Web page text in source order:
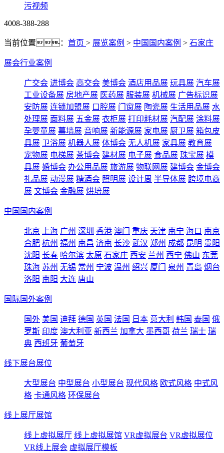
污视频
4008-388-288
当前位置： 首页 > 展览案例 > 中国国内案例 > 石家庄
展会行业案例
广交会 进博会 高交会 美博会 酒店用品展 玩具展 汽车展
工业设备展 房地产展 医药展 服装展 机械展 广告标识展
安防展 连锁加盟展 口腔展 门窗展 陶瓷展 生活用品展 水
处理展 面料展 五金展 衣柜展 打印耗材展 汽配展 涂料展
孕婴童展 幕墙展 音响展 新能源展 家电展 厨卫展 箱包皮
具展 卫浴展 机器人展 体博会 无人机展 家具展 教育展
宠物展 电梯展 茶博会 建材展 电子展 食品展 珠宝展 模
具展 婚博会 办公用品展 旅游展 物联网展 建博会 金博会
礼品展 动漫展 糖酒会 照明展 设计周 半导体展 跨境电商
展 文博会 金融展 烘培展
中国国内案例
北京 上海 广州 深圳 香港 澳门 重庆 天津 南宁 海口 南京
合肥 杭州 福州 南昌 济南 长沙 武汉 郑州 成都 昆明 贵阳
沈阳 长春 哈尔滨 太原 石家庄 西安 兰州 西宁 佛山 东莞
珠海 苏州 无锡 常州 宁波 温州 绍兴 厦门 泉州 青岛 烟台
洛阳 南阳 大连 唐山
国际国外案例
国外 美国 迪拜 德国 英国 法国 日本 意大利 韩国 泰国 俄
罗斯 印度 澳大利亚 新西兰 加拿大 墨西哥 荷兰 瑞士 瑞
典 西班牙 葡萄牙
线下展台展位
大型展台 中型展台 小型展台 现代风格 欧式风格 中式风
格 卡通风格 环保展台
线上展厅展馆
线上虚拟展厅 线上虚拟展馆 VR虚拟展台 VR虚拟展位
VR线上展会 虚拟展厅模板